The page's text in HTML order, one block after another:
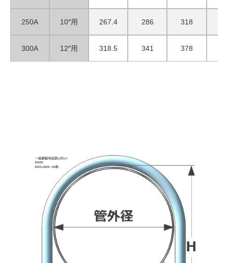
250A 10″用 267.4 286 318
300A 12″用 318.5 341 378